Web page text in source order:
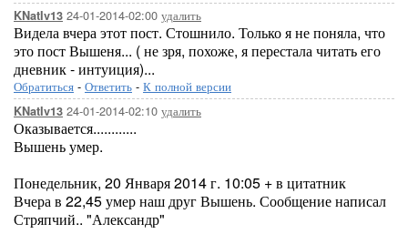
KNatIv13 24-01-2014-02:00 удалить
Видела вчера этот пост. Стошнило. Только я не поняла, что
это пост Вышеня... ( не зря, похоже, я перестала читать его
дневник - интуиция)...
Обратиться - Ответить - К полной версии
KNatIv13 24-01-2014-02:10 удалить
Оказывается............
Вышень умер.
Понедельник, 20 Января 2014 г. 10:05 + в цитатник
Вчера в 22,45 умер наш друг Вышень. Сообщение написал
Стряпчий.. "Александр"